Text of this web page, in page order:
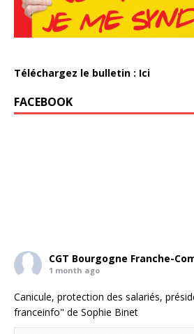
Téléchargez le bulletin : Ici
FACEBOOK
CGT Bourgogne Franche-
1 month ago
Canicule, protection des salariés,
franceinfo" de Sophie Binet